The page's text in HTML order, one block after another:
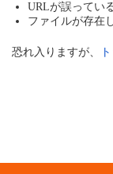
URLが誤っている
ファイルが存在
恐れ入りますが、